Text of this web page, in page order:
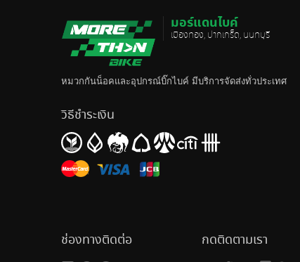
มอร์แดนไบค์
เมืองทอง, ปากเกร็ด, นนทบุรี
หมวกกันน็อคและอุปกรณ์บิ๊กไบค์ มีบริการจัดส่งทั่วประเทศ
วิธีชำระเงิน
ช่องทางติดต่อ กดติดตามเรา